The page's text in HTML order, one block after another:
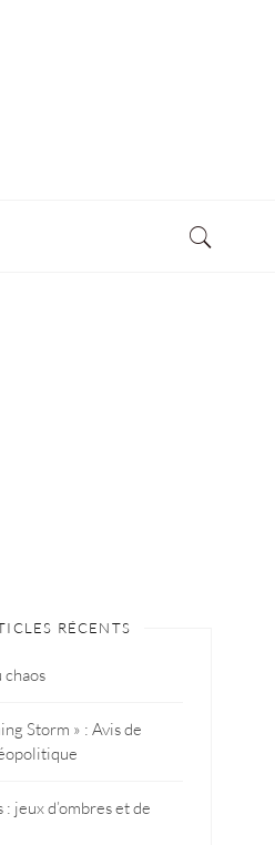
RÉCENTS
chaos
Storm » : Avis de
: jeux d’ombres et de